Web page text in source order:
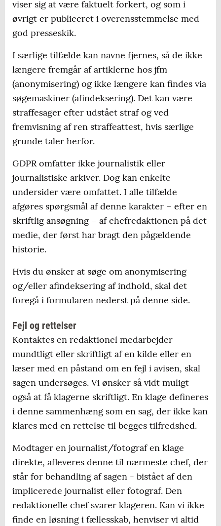
viser sig at være faktuelt forkert, og som i
øvrigt er publiceret i overensstemmelse med
god presseskik.
I særlige tilfælde kan navne fjernes, så de ikke
længere fremgår af artiklerne hos jfm
(anonymisering) og ikke længere kan findes via
søgemaskiner (afindeksering). Det kan være
straffesager efter udstået straf og ved
fremvisning af ren straffeattest, hvis særlige
grunde taler herfor.
GDPR omfatter ikke journalistik eller
journalistiske arkiver. Dog kan enkelte
undersider være omfattet. I alle tilfælde
afgøres spørgsmål af denne karakter – efter en
skriftlig ansøgning – af chefredaktionen på det
medie, der først har bragt den pågældende
historie.
Hvis du ønsker at søge om anonymisering
og/eller afindeksering af indhold, skal det
foregå i formularen nederst på denne side.
Fejl og rettelser
Kontaktes en redaktionel medarbejder
mundtligt eller skriftligt af en kilde eller en
læser med en påstand om en fejl i avisen, skal
sagen undersøges. Vi ønsker så vidt muligt
også at få klagerne skriftligt. En klage defineres
i denne sammenhæng som en sag, der ikke kan
klares med en rettelse til begges tilfredshed.
Modtager en journalist/fotograf en klage
direkte, afleveres denne til nærmeste chef, der
står for behandling af sagen - bistået af den
implicerede journalist eller fotograf. Den
redaktionelle chef svarer klageren. Kan vi ikke
finde en løsning i fællesskab, henviser vi altid